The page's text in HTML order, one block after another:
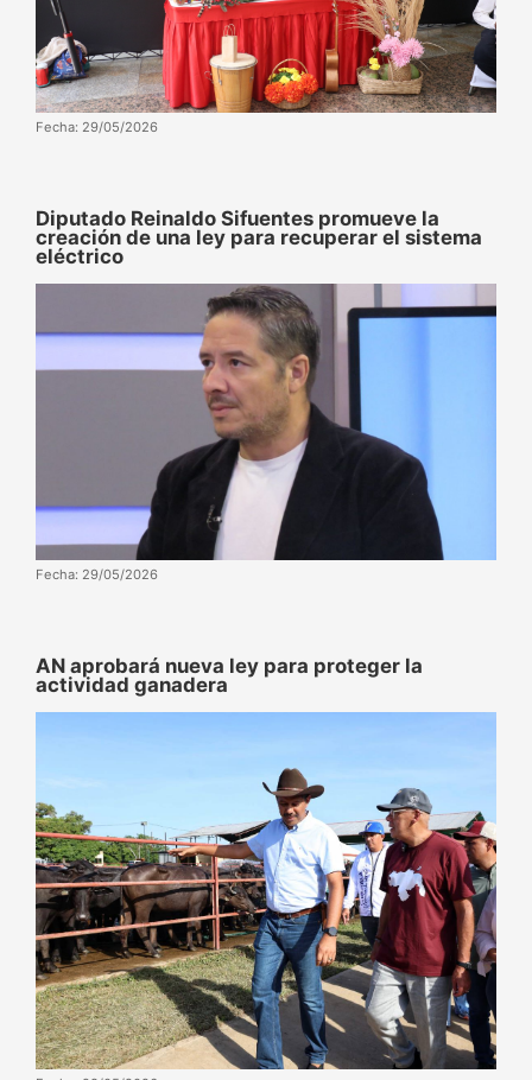
Fecha: 29/05/2026
Diputado Reinaldo Sifuentes promueve la
creación de una ley para recuperar el sistema
eléctrico
Fecha: 29/05/2026
AN aprobará nueva ley para proteger la
actividad ganadera